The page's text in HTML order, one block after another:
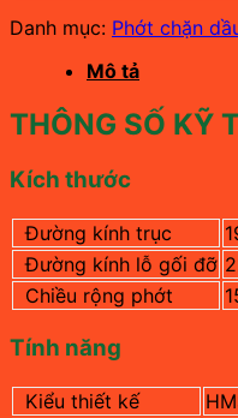
Danh mục: Phớt chặn
Mô tả
THÔNG SỐ KỸ
Kích thước
Đường kính trục
Đường kính lỗ gối đỡ
Chiều rộng phớt
Tính năng
Kiểu thiết kế